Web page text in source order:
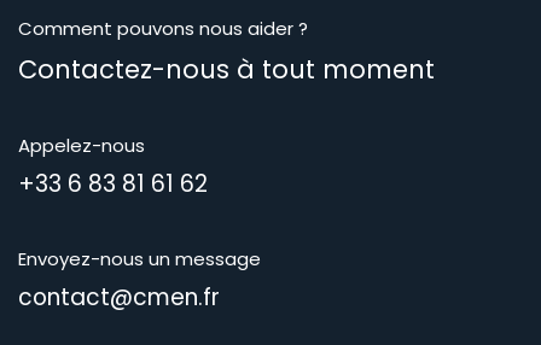
Comment pouvons nous aider ?
Contactez-nous à tout moment
Appelez-nous
+33 6 83 81 61 62
Envoyez-nous un message
contact@cmen.fr